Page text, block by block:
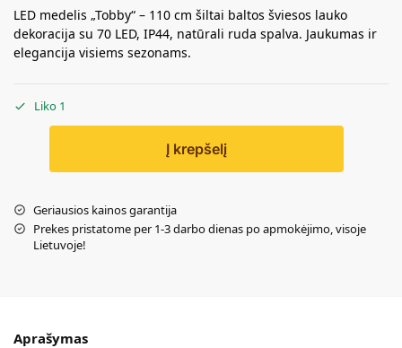
LED medelis „Tobby“ – 110 cm šiltai baltos šviesos lauko
dekoracija su 70 LED, IP44, natūrali ruda spalva. Jaukumas ir
elegancija visiems sezonams.
Liko 1
Į krepšelį
Geriausios kainos garantija
Prekes pristatome per 1-3 darbo dienas po apmokėjimo, visoje
Lietuvoje!
Aprašymas